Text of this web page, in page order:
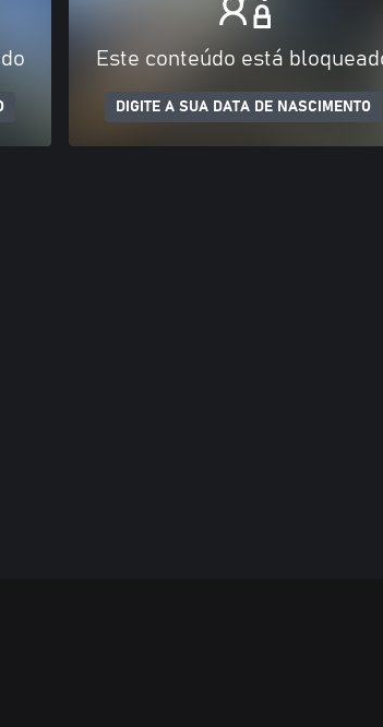
Este conteúdo está
DIGITE A SUA DATA DE NASCIMENTO